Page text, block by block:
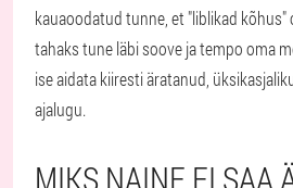
kauaoodatud tunne, et "liblikad kõhus"
tahaks tune läbi soove ja tempo oma
ise aidata kiiresti äratanud,
ajalugu.
MIKS NAINE EI SAA